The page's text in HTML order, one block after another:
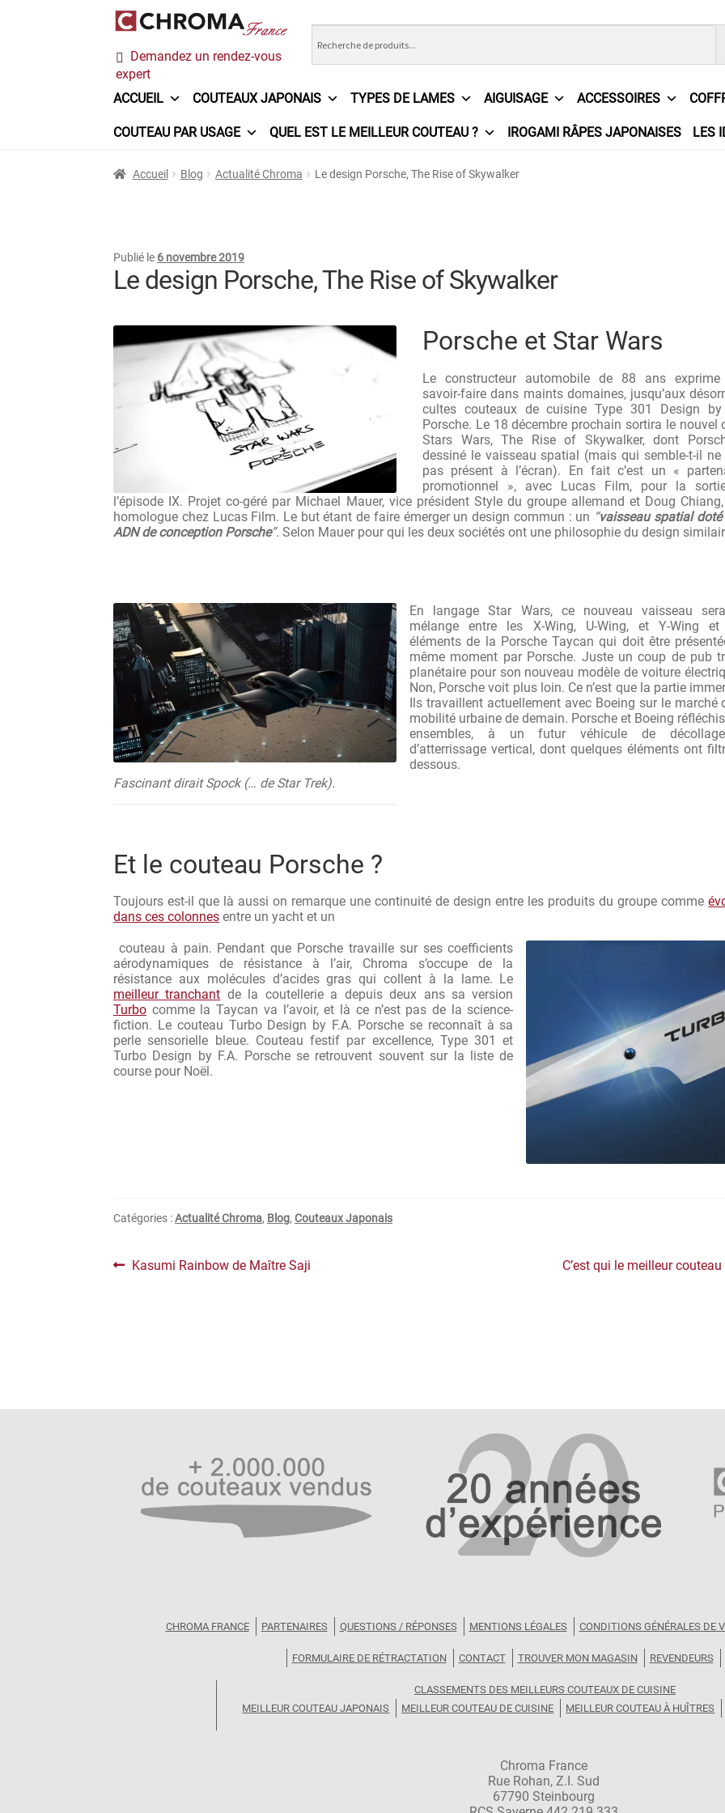
Aller
à
la
navigation
Aller
au
contenu
Demandez un rendez-vous
expert
ACCUEIL
COUTEAUX JAPONAIS TYPES DE LAMES AIGUISAGE ACCESSOIRES
COUTEAU PAR USAGE QUEL EST LE MEILLEUR COUTEAU ? IROGAMI RÂPES JAPONAISES LES
AccueilChroma France Commande Conditions Générales de Vente Contact
Trouver mon couteau Trouver mon magasin
Accueil Blog Actualité Chroma Le design Porsche, The Rise of Skywalker
Publié le 6 novembre 2019
Le design Porsche, The Rise of Skywalker
Porsche et Star Wars
Le constructeur automobile de 88 ans
savoir-faire dans maints domaines, jusqu’aux
cultes couteaux de cuisine Type 301 Design by
Porsche. Le 18 décembre prochain sortira le nouvel
Stars Wars, The Rise of Skywalker, dont
dessiné le vaisseau spatial (mais qui semble-t-il ne
pas présent à l’écran). En fait c’est un «
promotionnel », avec Lucas Film, pour la
l’épisode IX. Projet co-géré par Michael Mauer, vice président Style du groupe allemand et Doug
homologue chez Lucas Film. Le but étant de faire émerger un design commun : un “vaisseau spatial doté
ADN de conception Porsche”. Selon Mauer pour qui les deux sociétés ont une philosophie du design
Fascinant dirait Spock (… de Star Trek).
En langage Star Wars, ce nouveau vaisseau
mélange entre les X-Wing, U-Wing, et Y-Wing
éléments de la Porsche Taycan qui doit être
même moment par Porsche. Juste un coup de pub
planétaire pour son nouveau modèle de voiture
Non, Porsche voit plus loin. Ce n’est que la partie
Ils travaillent actuellement avec Boeing sur le marché
mobilité urbaine de demain. Porsche et Boeing
ensembles, à un futur véhicule de
d’atterrissage vertical, dont quelques éléments ont
dessous.
Et le couteau Porsche ?
Toujours est-il que là aussi on remarque une continuité de design entre les produits du groupe comme
dans ces colonnes entre un yacht et un
couteau à pain. Pendant que Porsche travaille sur ses coefficients
aérodynamiques de résistance à l’air, Chroma s’occupe de la
résistance aux molécules d’acides gras qui collent à la lame. Le
meilleur tranchant de la coutellerie a depuis deux ans sa version
Turbo comme la Taycan va l’avoir, et là ce n’est pas de la science-
fiction. Le couteau Turbo Design by F.A. Porsche se reconnaît à sa
perle sensorielle bleue. Couteau festif par excellence, Type 301 et
Turbo Design by F.A. Porsche se retrouvent souvent sur la liste de
course pour Noël.
Catégories :Actualité Chroma, Blog,Couteaux Japonais
Navigation
Article
Kasumi Rainbow de Maître Saji
Article
C’est qui le meilleur couteau
CHROMA FRANCE PARTENAIRES QUESTIONS / RÉPONSES MENTIONS LÉGALES CONDITIONS GÉNÉRALES DE
FORMULAIRE DE RÉTRACTATION CONTACT TROUVER MON MAGASIN REVENDEURS
CLASSEMENTS DES MEILLEURS COUTEAUX DE CUISINE
MEILLEUR COUTEAU JAPONAIS
MEILLEUR COUTEAU DE CUISINE MEILLEUR COUTEAU À HUÎTRES
Chroma France
Rue Rohan, Z.I. Sud
67790 Steinbourg